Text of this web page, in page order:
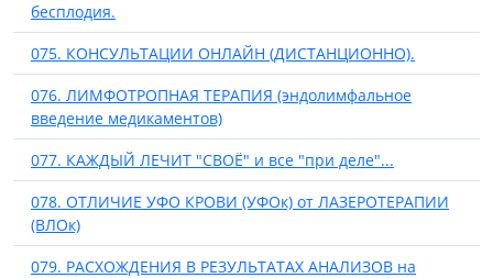
бесплодия.
075. КОНСУЛЬТАЦИИ ОНЛАЙН (ДИСТАНЦИОННО).
076. ЛИМФОТРОПНАЯ ТЕРАПИЯ (эндолимфальное
введение медикаментов)
077. КАЖДЫЙ ЛЕЧИТ "СВОЁ" и все "при деле"...
078. ОТЛИЧИЕ УФО КРОВИ (УФОк) от ЛАЗЕРОТЕРАПИИ
(ВЛОк)
079. РАСХОЖДЕНИЯ В РЕЗУЛЬТАТАХ АНАЛИЗОВ на